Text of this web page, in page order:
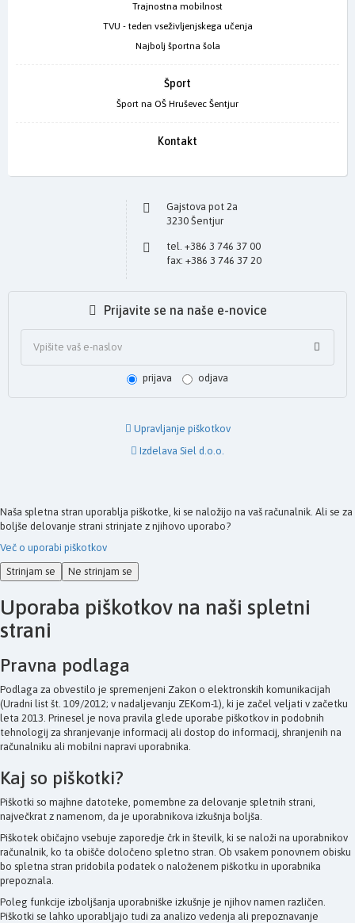
Trajnostna mobilnost
TVU - teden vseživljenjskega učenja
Najbolj športna šola
Šport
Šport na OŠ Hruševec Šentjur
Kontakt
Gajstova pot 2a
3230 Šentjur
tel. +386 3 746 37 00
fax: +386 3 746 37 20
Prijavite se na naše e-novice
prijava odjava
Upravljanje piškotkov
Izdelava Siel d.o.o.
Naša spletna stran uporablja piškotke, ki se naložijo na vaš računalnik. Ali se za
boljše delovanje strani strinjate z njihovo uporabo?
Več o uporabi piškotkov
Strinjam se
Ne strinjam se
Uporaba piškotkov na naši spletni
strani
Pravna podlaga
Podlaga za obvestilo je spremenjeni Zakon o elektronskih komunikacijah
(Uradni list št. 109/2012; v nadaljevanju ZEKom-1), ki je začel veljati v začetku
leta 2013. Prinesel je nova pravila glede uporabe piškotkov in podobnih
tehnologij za shranjevanje informacij ali dostop do informacij, shranjenih na
računalniku ali mobilni napravi uporabnika.
Kaj so piškotki?
Piškotki so majhne datoteke, pomembne za delovanje spletnih strani,
največkrat z namenom, da je uporabnikova izkušnja boljša.
Piškotek običajno vsebuje zaporedje črk in številk, ki se naloži na uporabnikov
računalnik, ko ta obišče določeno spletno stran. Ob vsakem ponovnem obisku
bo spletna stran pridobila podatek o naloženem piškotku in uporabnika
prepoznala.
Poleg funkcije izboljšanja uporabniške izkušnje je njihov namen različen.
Piškotki se lahko uporabljajo tudi za analizo vedenja ali prepoznavanje